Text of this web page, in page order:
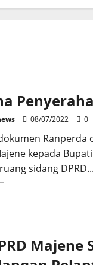
08/07/2022 0
Ranperda
kepada
sidang DPRD...
Majene